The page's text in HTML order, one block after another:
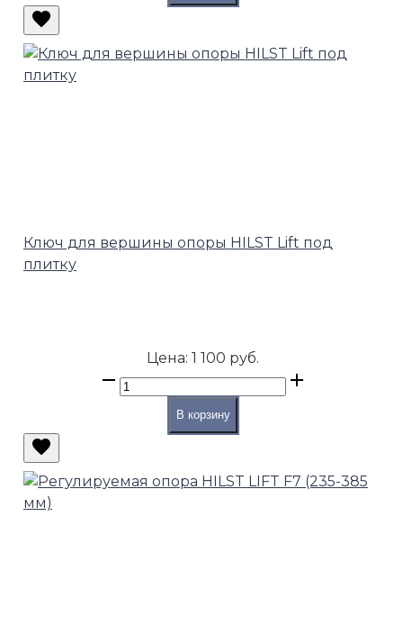
Ключ для вершины опоры HILST Lift под
плитку
Цена: 1 100 руб.
В корзину